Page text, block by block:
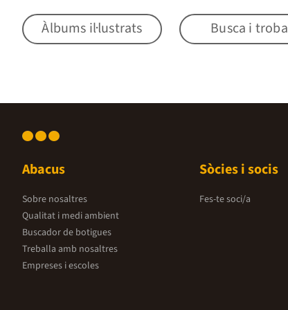
Àlbums il·lustrats Busca i troba
Abacus
Sobre nosaltres
Qualitat i medi ambient
Buscador de botigues
Treballa amb nosaltres
Empreses i escoles
Sòcies i socis
Fes-te soci/a